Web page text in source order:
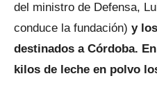
del ministro de Defensa,
conduce la fundación) y
destinados a Córdoba.
kilos de leche en polvo